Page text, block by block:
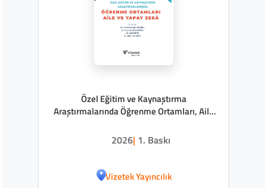
Özel Eğitim ve Kaynaştırma
Araştırmalarında Öğrenme Ortamları, Aile
2026| 1. Baskı
Vizetek Yayıncılık